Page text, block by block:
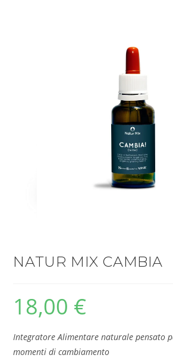
NATUR MIX CAMBIA
18,00 €
Integratore Alimentare naturale pensato
momenti di cambiamento